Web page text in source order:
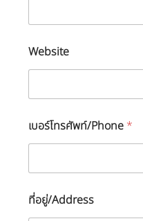
)
โ
ป
ด
ะ
บุ
)
Website
เบอร์โทรศัพท์/Phone *
ที่อยู่/Address